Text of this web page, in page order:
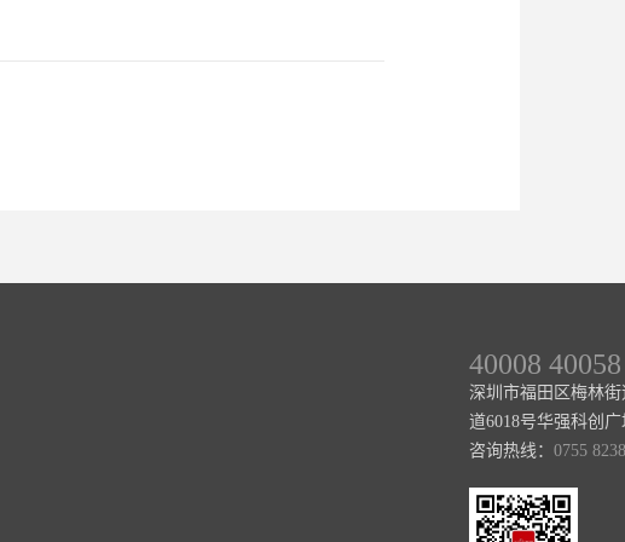
40008 40058
深圳市福田区梅林
道6018号华强科创广
咨询热线： 0755